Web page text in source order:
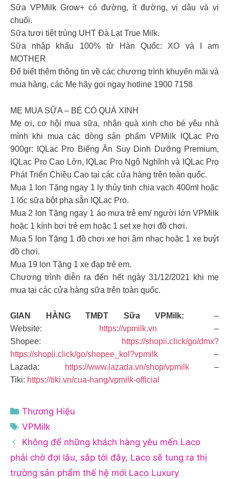
Sữa VPMilk Grow+ có đường, ít đường, vị dâu và vị
chuối.
Sữa tươi tiệt trùng UHT Đà Lạt True Milk.
Sữa nhập khẩu 100% từ Hàn Quốc: XO và I am
MOTHER
Để biết thêm thông tin về các chương trình khuyến mãi và
mua hàng, các Mẹ hãy gọi ngay hotline 1900 7158
MẸ MUA SỮA – BÉ CÓ QUÀ XINH
Mẹ ơi, cơ hội mua sữa, nhận quà xinh cho bé yêu nhà
mình khi mua các dòng sản phẩm VPMilk IQLac Pro
900gr: IQLac Pro Biếng Ăn Suy Dinh Dưỡng Premium,
IQLac Pro Cao Lớn, IQLac Pro Ngộ Nghĩnh và IQLac Pro
Phát Triển Chiều Cao tại các cửa hàng trên toàn quốc.
Mua 1 lon Tặng ngay 1 ly thủy tinh chia vạch 400ml hoặc
1 lốc sữa bột pha sẵn IQLac Pro.
Mua 2 lon Tặng ngay 1 áo mưa trẻ em/ người lớn VPMilk
hoặc 1 kính bơi trẻ em hoặc 1 set xe hơi đồ chơi.
Mua 5 lon Tặng 1 đồ chơi xe hơi âm nhạc hoặc 1 xe buýt
đồ chơi.
Mua 19 lon Tặng 1 xe đạp trẻ em.
Chương trình diễn ra đến hết ngày 31/12/2021 khi mẹ
mua tại các cửa hàng sữa trên toàn quốc.
GIAN HÀNG TMĐT Sữa VPMilk:
–
Website:
https://vpmilk.vn –
Shopee:
https://shopii.click/go/dmx?
https://shopii.click/go/shopee_kol?vpmilk –
Lazada:
https://www.lazada.vn/shop/vpmilk–
Tiki: https://tiki.vn/cua-hang/vpmilk-official
Danh
mục
Thương Hiệu
Thẻ
VPMilk
Không để những khách hàng yêu mến Laco
phải chờ đợi lâu, sắp tới đây, Laco sẽ tung ra thị
trường sản phẩm thế hệ mới Laco Luxury